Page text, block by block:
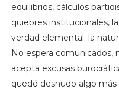
equilibrios, cálculos
quiebres institucionales,
verdad elemental: la
No espera comunicados,
acepta excusas
quedó desnudo algo más